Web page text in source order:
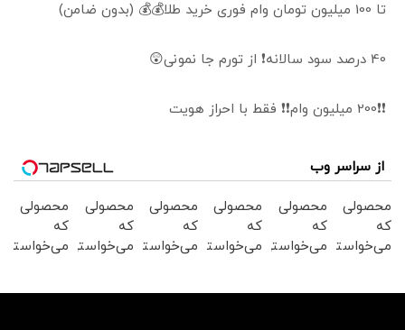
تا 100 میلیون تومان وام فوری خرید طلا💰💰 (بدون ضامن)
40 درصد سود سالانه❗ از تورم جا نمونی😲
❗❗200 میلیون وام❗❗ فقط با احراز هویت
از سراسر وب
محصولی
که
می‌خواستی
محصولی
که
می‌خواستی
محصولی
که
می‌خواستی
محصولی
که
می‌خواستی
محصولی
که
می‌خواستی
محصولی
که
می‌خواستی